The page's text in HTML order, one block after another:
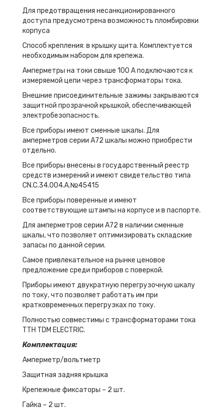
Для предотвращения несанкционированного
доступа предусмотрена возможность пломбировки
корпуса
Способ крепления: в крышку щита. Комплектуется
необходимым набором для крепежа.
Амперметры на токи свыше 100 А подключаются к
измеряемой цепи через трансформаторы тока.
Внешние присоединительные зажимы закрываются
защитной прозрачной крышкой, обеспечивающей
электробезопасность.
Все приборы имеют сменные шкалы. Для
амперметров серии А72 шкалы можно приобрести
отдельно.
Все приборы внесены в государственный реестр
средств измерений и имеют свидетельство типа
CN.C.34.004.A.№45415
Все приборы поверенные и имеют
соответствующие штампы на корпусе и в паспорте.
Для амперметров серии А72 в наличии сменные
шкалы, что позволяет оптимизировать складские
запасы по данной серии.
Самое привлекательное на рынке ценовое
предложение среди приборов с поверкой.
Приборы имеют двукратную перегрузочную шкалу
по току, что позволяет работать им при
кратковременных перегрузках по току.
Полностью совместимы с трансформаторами тока
ТТН TDM ELECTRIC.
Комплектация:
Амперметр/вольтметр
Защитная задняя крышка
Крепежные фиксаторы – 2 шт.
Гайка – 2 шт.